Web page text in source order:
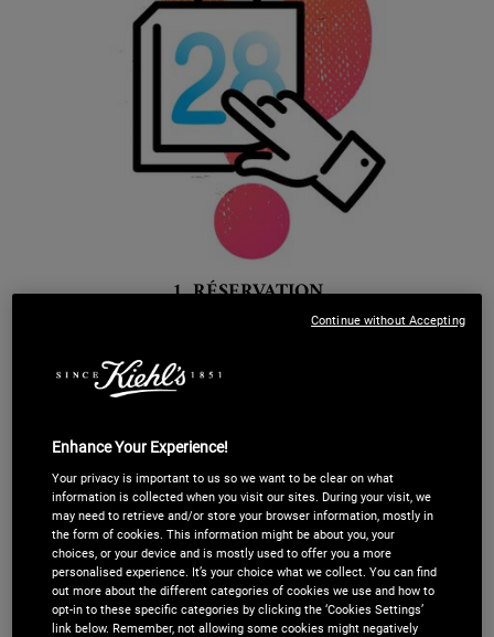
1. RÉSERVATION
et prenez rendez-vous au jouret à l’heure
Enhance Your Experience!
Your privacy is important to us so we want to be clear on what
information is collected when you visit our sites. During your visit, we
may need to retrieve and/or store your browser information, mostly in
the form of cookies. This information might be about you, your
choices, or your device and is mostly used to offer you a more
personalised experience. It’s your choice what we collect. You can find
out more about the different categories of cookies we use and how to
opt-in to these specific categories by clicking the ‘Cookies Settings’
link below. Remember, not allowing some cookies might negatively
Continue without Accepting